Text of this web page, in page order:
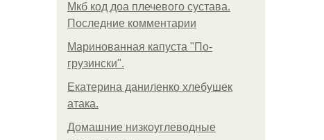
Мкб код доа плечевого сустава.
Последние комментарии
Маринованная капуста "По-
грузински".
Екатерина даниленко хлебушек
атака.
Домашние низкоуглеводные